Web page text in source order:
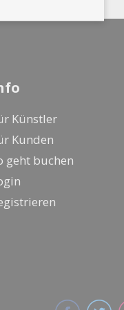
Künstler
Kunden
geht buchen